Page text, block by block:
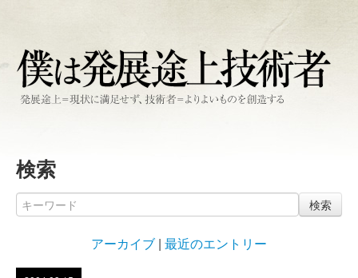
検索
検索
アーカイブ | 最近のエントリー